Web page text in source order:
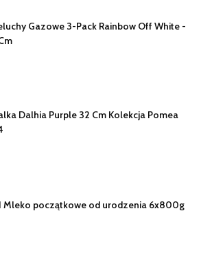
Gazowe 3-Pack Rainbow Off White -
Dalhia Purple 32 Cm Kolekcja Pomea
Mleko początkowe od urodzenia 6x800g